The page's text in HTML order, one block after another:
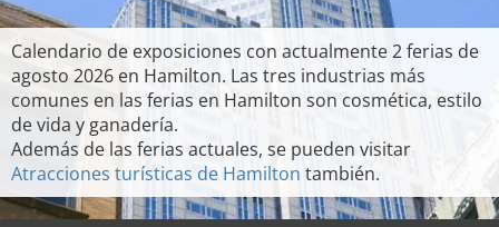
Calendario de exposiciones con actualmente 2 ferias de
agosto 2026 en Hamilton. Las tres industrias más
comunes en las ferias en Hamilton son cosmética, estilo
de vida y ganadería.
Además de las ferias actuales, se pueden visitar
Atracciones turísticas de Hamilton también.